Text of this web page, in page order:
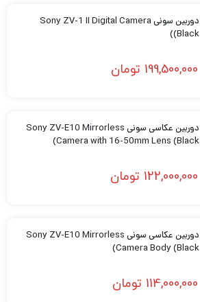
دوربین سونی Sony ZV-1 II Digital Camera
(Black)
199,500,000 تومان
دوربین عکاسی سونی Sony ZV-E10 Mirrorless
Camera with 16-50mm Lens (Black)
122,000,000 تومان
دوربین عکاسی سونی Sony ZV-E10 Mirrorless
Camera Body (Black)
114,000,000 تومان